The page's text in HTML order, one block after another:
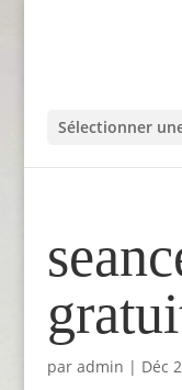
Sélectionner
par admin | Déc